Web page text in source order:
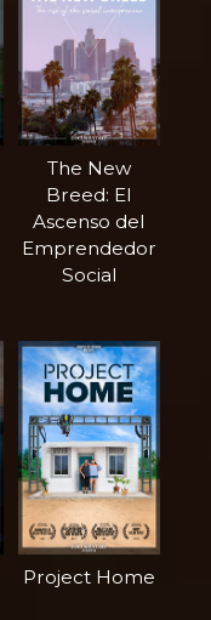
The New
Breed: El
Ascenso del
Emprendedor
Social
Project Home